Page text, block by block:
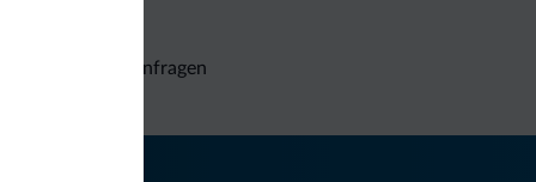
Unverbindliche Anfragen